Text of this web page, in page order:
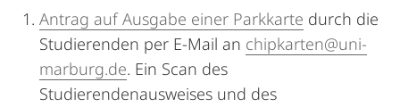
Antrag auf Ausgabe einer Parkkarte durch die
Studierenden per E-Mail an chipkarten@uni-
marburg.de. Ein Scan des
Studierendenausweises und des